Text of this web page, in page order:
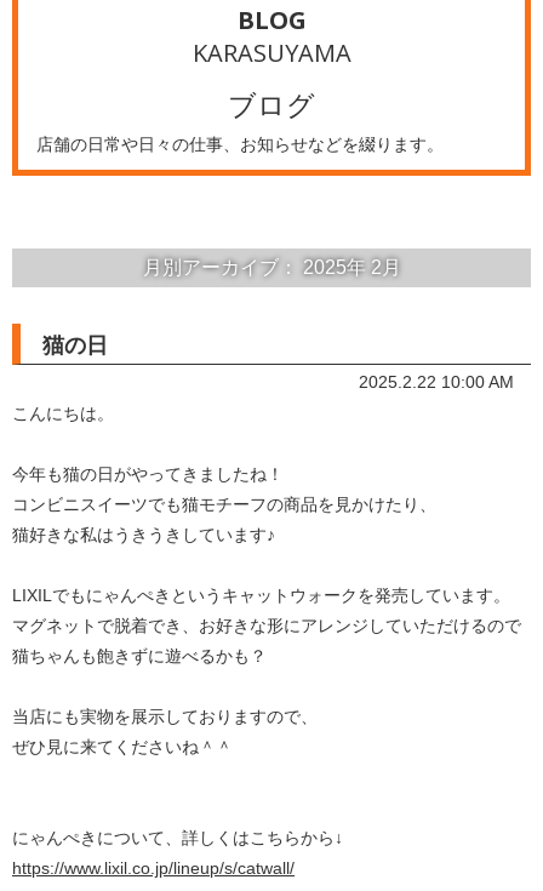
BLOG
KARASUYAMA
ブログ
店舗の日常や日々の仕事、お知らせなどを綴ります。
月別アーカイブ： 2025年 2月
猫の日
2025.2.22 10:00 AM
こんにちは。
今年も猫の日がやってきましたね！
コンビニスイーツでも猫モチーフの商品を見かけたり、
猫好きな私はうきうきしています♪
LIXILでもにゃんぺきというキャットウォークを発売しています。
マグネットで脱着でき、お好きな形にアレンジしていただけるので
猫ちゃんも飽きずに遊べるかも？
当店にも実物を展示しておりますので、
ぜひ見に来てくださいね＾＾
にゃんぺきについて、詳しくはこちらから↓
https://www.lixil.co.jp/lineup/s/catwall/